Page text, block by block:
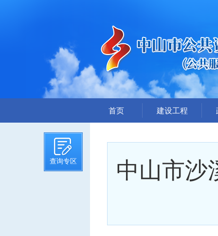
查询专区
首页 建设工程
招标文件提前公示
招标公告
答疑、澄清
中标信息
中山市沙